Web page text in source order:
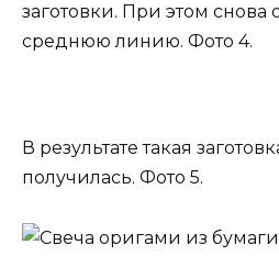
заготовки. При этом снова
среднюю линию. Фото 4.
В результате такая
получилась. Фото 5.